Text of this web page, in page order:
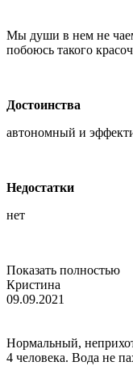
Мы души в нем не
побоюсь такого
Достоинства
автономный и
Недостатки
нет
Показать полностью
Кристина
09.09.2021
Нормальный,
4 человека. Вода не